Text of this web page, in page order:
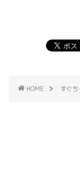
HOME すぐ